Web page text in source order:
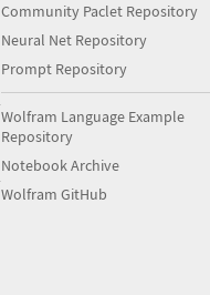
Community Paclet Repository
Neural Net Repository
Prompt Repository
Wolfram Language Example
Repository
Notebook Archive
Wolfram GitHub